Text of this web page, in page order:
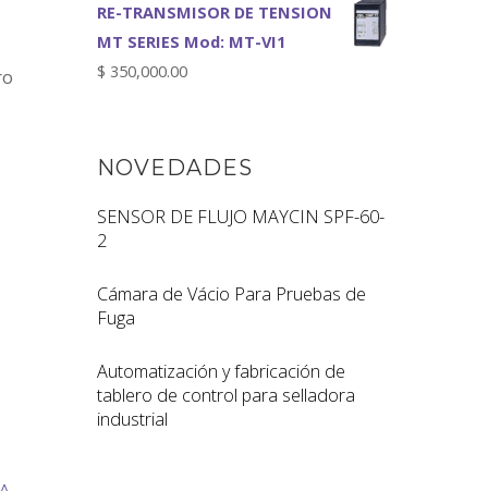
RE-TRANSMISOR DE TENSION
MT SERIES Mod: MT-VI1
$ 350,000.00
NOVEDADES
SENSOR DE FLUJO MAYCIN SPF-60-
2
Cámara de Vácio Para Pruebas de
Fuga
Automatización y fabricación de
tablero de control para selladora
industrial